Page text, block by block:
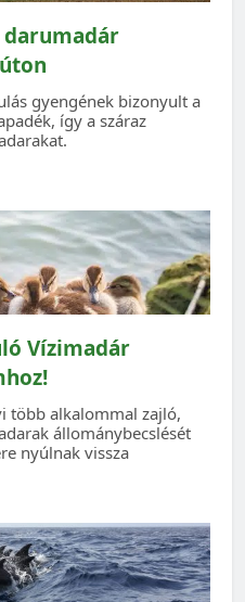
darumadár
gyengének bizonyult a
így a száraz
Vízimadár
több alkalommal zajló,
állománybecslését
nyúlnak vissza